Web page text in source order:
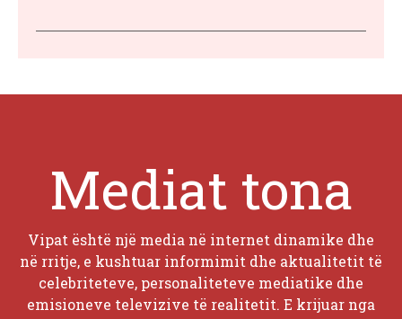
Mediat tona
Vipat është një media në internet dinamike dhe
në rritje, e kushtuar informimit dhe aktualitetit të
celebriteteve, personaliteteve mediatike dhe
emisioneve televizive të realitetit. E krijuar nga